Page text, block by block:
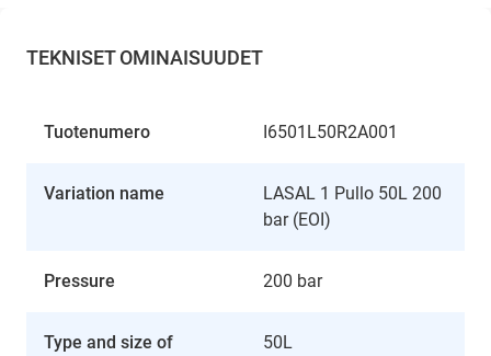
TEKNISET OMINAISUUDET
Tuotenumero I6501L50R2A001
Variation name
LASAL 1 Pullo 50L 200
bar (EOI)
Pressure 200 bar
Type and size of
50L